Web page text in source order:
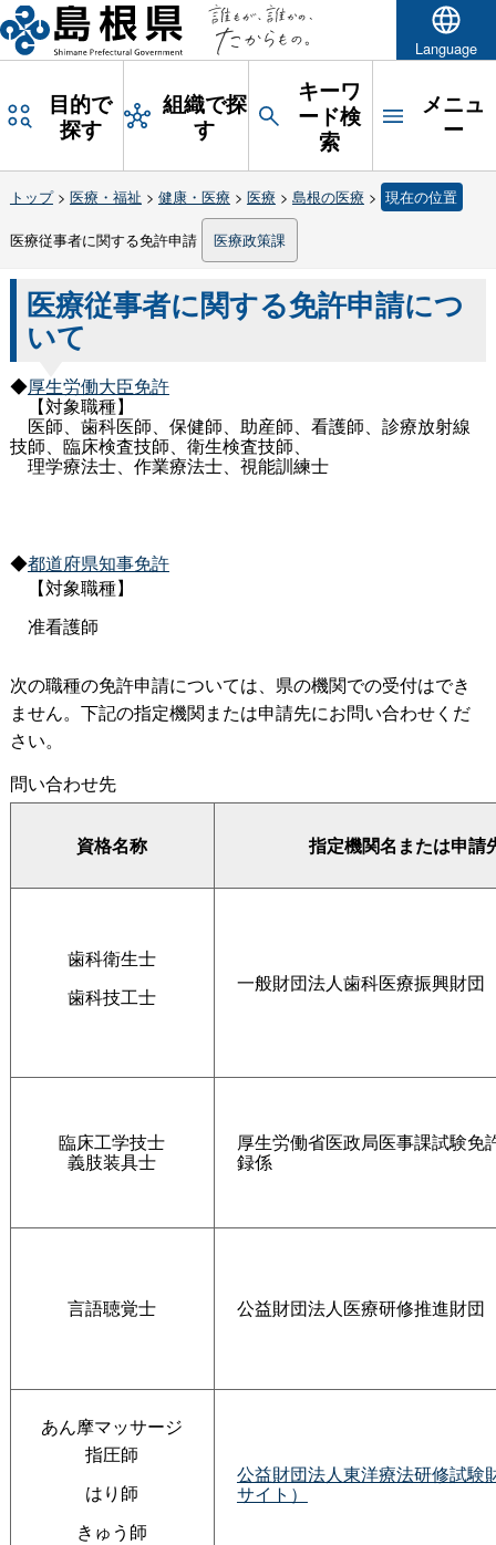
Language
目的で
探す
組織で探
す
キーワ
ード検
索
メニュ
ー
トップ> 医療・福祉 > 健康・医療 > 医療 > 島根の医療 > 現在の位置
医療従事者に関する免許申請 医療政策課
医療従事者に関する免許申請につ
いて
◆厚生労働大臣免許
【対象職種】
医師、歯科医師、保健師、助産師、看護師、診療放射線
技師、臨床検査技師、衛生検査技師、
理学療法士、作業療法士、視能訓練士
◆都道府県知事免許
【対象職種】
准看護師
次の職種の免許申請については、県の機関での受付はでき
ません。下記の指定機関または申請先にお問い合わせくだ
さい。
問い合わせ先
資格名称 指定機関名または申請
歯科衛生士
歯科技工士
一般財団法人歯科医療振興財団
臨床工学技士
義肢装具士
厚生労働省医政局医事課試験免
録係
言語聴覚士 公益財団法人医療研修推進財団
あん摩マッサージ
指圧師
はり師
きゅう師
公益財団法人東洋療法研修試験
サイト）